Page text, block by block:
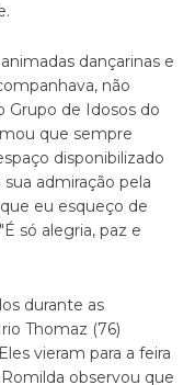
dançarinas e
não
Grupo de Idosos do
que sempre
disponibilizado
admiração pela
eu esqueço de
só alegria, paz e
durante as
Thomaz (76)
vieram para a feira
observou que